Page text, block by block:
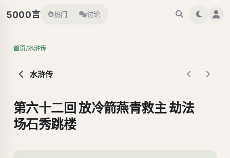
5000言 热门 讨论
首页/水浒传
水浒传
第六十二回 放冷箭燕青救主 劫法
场石秀跳楼